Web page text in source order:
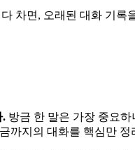
차면, 오래된 대화 기록
. 방금 한 말은 가장 중요
까지의 대화를 핵심만